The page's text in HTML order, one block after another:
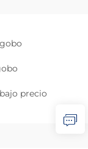
precio